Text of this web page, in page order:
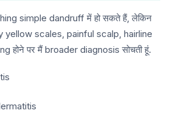
simple dandruff में हो सकते हैं, लेकिन
scales, painful scalp, hairline
होने पर मैं broader diagnosis सोचती हूं.